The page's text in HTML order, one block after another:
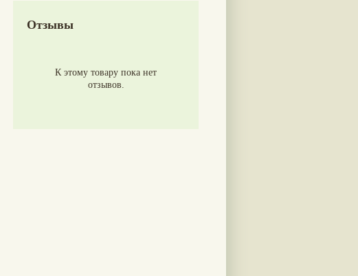
Отзывы
К этому товару пока нет
отзывов.